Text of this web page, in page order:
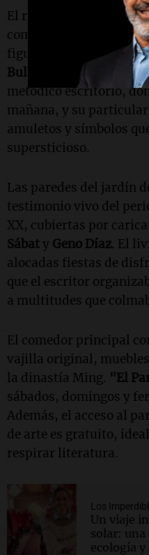
El recorrido permite
como el cuarto de
figuras de la talla de
Bullrich
Sara Facio
.
metódico escritorio,
mañana, y su
amuletos y símbolos
supersticioso.
Las paredes del jardín
testimonio vivo del
XX, cubiertas por
Sábaty Geno Díaz. El
alocadas fiestas de
que el escritor
a multitudes que
El comedor principal
vajilla original,
la dinastía Ming. "El
sábados, domingos y
Además, el acceso al
de arte es gratuito,
respirar literatura.
Los
Un viaje
solar: una
ecología